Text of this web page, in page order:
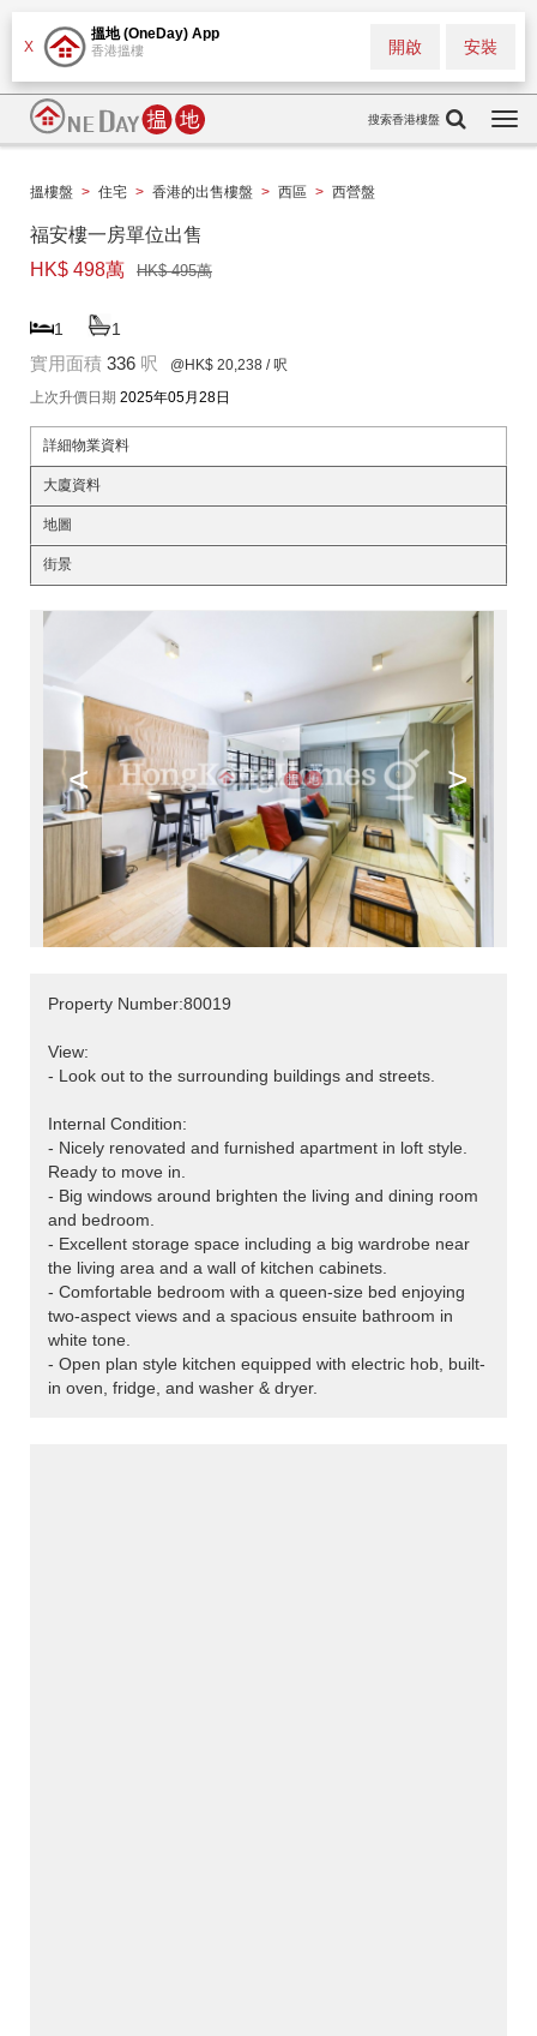
X
搵地 (OneDay) App
香港搵樓 安裝
開啟
搜索香港樓盤
搵樓盤 > 住宅 > 香港的出售樓盤 > 西區 > 西營盤
福安樓一房單位出售
HK$ 498萬
HK$ 495萬
1 1
實用面積 336 呎 @HK$ 20,238 / 呎
上次升價日期 2025年05月28日
詳細物業資料
大廈資料
地圖
街景
< >
Property Number:80019
View:
- Look out to the surrounding buildings and streets.
Internal Condition:
- Nicely renovated and furnished apartment in loft style.
Ready to move in.
- Big windows around brighten the living and dining room
and bedroom.
- Excellent storage space including a big wardrobe near
the living area and a wall of kitchen cabinets.
- Comfortable bedroom with a queen-size bed enjoying
two-aspect views and a spacious ensuite bathroom in
white tone.
- Open plan style kitchen equipped with electric hob, built-
in oven, fridge, and washer & dryer.